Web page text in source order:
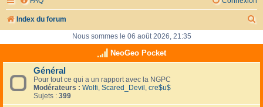
Index du forum
h
Nous sommes le 06 août 2026, 21:35
NeoGeo Pocket
Général
Pour tout ce qui a un rapport avec la NGPC
Modérateurs : Wolfi, Scared_Devil , cre$u$
Sujets : 399